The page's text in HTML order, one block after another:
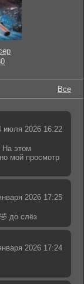
Все
июля 2026 16:22
На этом
мой просмотр
2026 17:25
до слёз
2026 17:24